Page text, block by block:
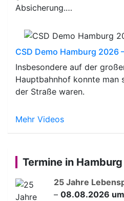
Absicherung.…
CSD Demo Hamburg 2026
Insbesondere auf der
Hauptbahnhof konnte man
der Straße waren.
Mehr Videos
Termine in Hamburg
25 Jahre
– 08.08.2026